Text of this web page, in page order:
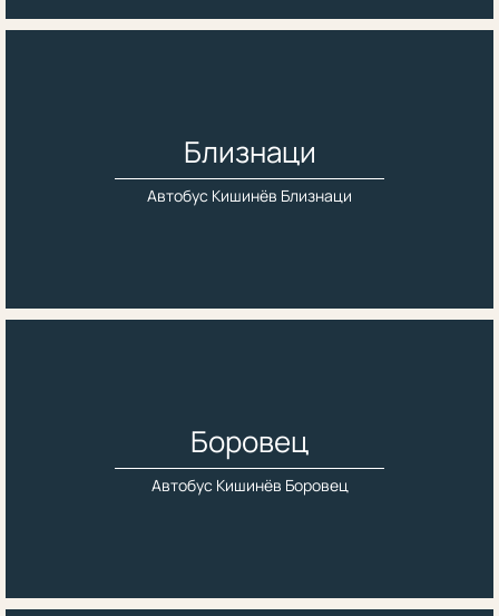
Близнаци
Автобус Кишинёв Близнаци
Боровец
Автобус Кишинёв Боровец